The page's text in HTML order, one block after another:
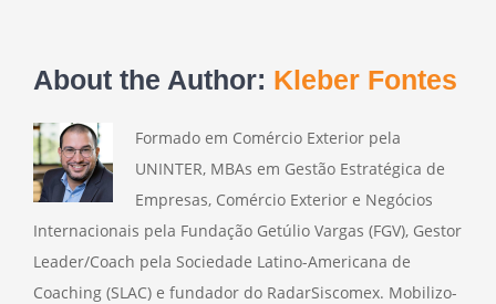
About the Author: Kleber Fontes
Formado em Comércio Exterior pela
UNINTER, MBAs em Gestão Estratégica de
Empresas, Comércio Exterior e Negócios
Internacionais pela Fundação Getúlio Vargas (FGV), Gestor
Leader/Coach pela Sociedade Latino-Americana de
Coaching (SLAC) e fundador do RadarSiscomex. Mobilizo-